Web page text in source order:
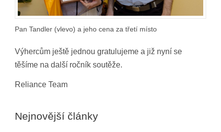
Pan Tandler (vlevo) a jeho cena za třetí místo
Výhercům ještě jednou gratulujeme a již nyní se
těšíme na další ročník soutěže.
Reliance Team
Nejnovější články